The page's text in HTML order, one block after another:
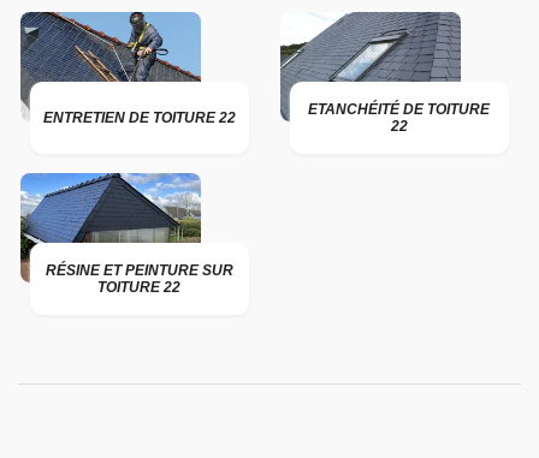
ENTRETIEN DE TOITURE 22
ETANCHÉITÉ DE TOITURE
22
RÉSINE ET PEINTURE SUR
TOITURE 22